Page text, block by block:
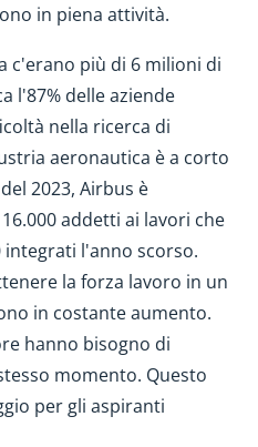
in piena attività.
c'erano più di 6 milioni di
l'87% delle aziende
nella ricerca di
aeronautica è a corto
2023, Airbus è
addetti ai lavori che
integrati l'anno scorso.
la forza lavoro in un
in costante aumento.
hanno bisogno di
momento. Questo
per gli aspiranti